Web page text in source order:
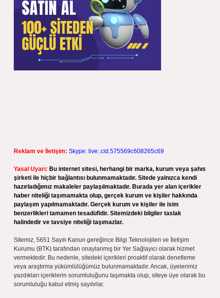
Reklam ve İletişim: Skype: live:.cid.575569c608265c69
Yasal Uyarı: Bu internet sitesi, herhangi bir marka, kurum veya şahıs
şirketi ile hiçbir bağlantısı bulunmamaktadır. Sitede yalnızca kendi
hazırladığımız makaleler paylaşılmaktadır. Burada yer alan içerikler
haber niteliği taşımamakta olup, gerçek kurum ve kişiler hakkında
paylaşım yapılmamaktadır. Gerçek kurum ve kişiler ile isim
benzerlikleri tamamen tesadüfidir. Sitemizdeki bilgiler taslak
halindedir ve tavsiye niteliği taşımazlar.
Sitemiz, 5651 Sayılı Kanun gereğince Bilgi Teknolojileri ve İletişim
Kurumu (BTK) tarafından onaylanmış bir Yer Sağlayıcı olarak hizmet
vermektedir. Bu nedenle, sitedeki içerikleri proaktif olarak denetleme
veya araştırma yükümlülüğümüz bulunmamaktadır. Ancak, üyelerimiz
yazdıkları içeriklerin sorumluluğunu taşımakta olup, siteye üye olarak bu
sorumluluğu kabul etmiş sayılırlar.